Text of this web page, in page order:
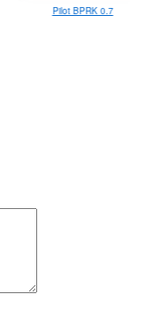
Pilot BPRK 0.7